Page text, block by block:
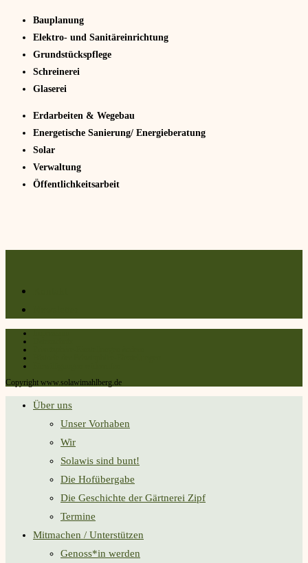
Bauplanung
Elektro- und Sanitäreinrichtung
Grundstückspflege
Schreinerei
Glaserei
Erdarbeiten & Wegebau
Energetische Sanierung/ Energieberatung
Solar
Verwaltung
Öffentlichkeitsarbeit
Copyright www.solawimahlberg.de
Über uns
Unser Vorhaben
Wir
Solawis sind bunt!
Die Hofübergabe
Die Geschichte der Gärtnerei Zipf
Termine
Mitmachen / Unterstützen
Genoss*in werden